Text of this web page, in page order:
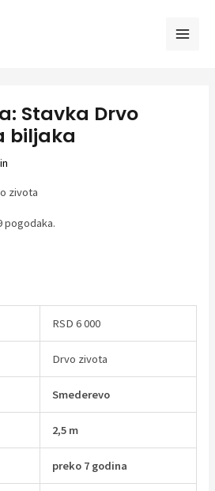
Stavka Drvo
biljaka
zivota
pogodaka.
RSD 6 000
Drvo zivota
Smederevo
2,5 m
preko 7 godina